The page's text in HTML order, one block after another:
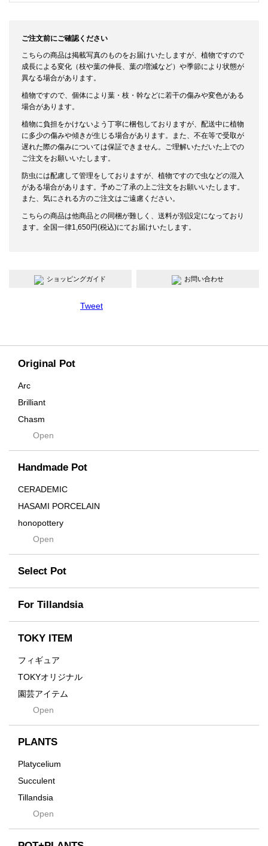
Original Pot
Arc
Brilliant
Chasm
Contra
Cream
Crown
Distortion
Drop
DUNE
Flames
For
Former
Fused
Earth
emeth
Enhance
Grid
Innocence
Kodama
Open
Handmade Pot
CERADEMIC
HASAMI PORCELAIN
honopottery
nocturne
tamanhayat
TETSUYA OZAWA
Scratch
Takehiro Ito
Yuya Iha
Open
Select Pot
For Tillandsia
TOKY ITEM
フィギュア
TOKYオリジナル
園芸アイテム
土・化粧石・活力剤
インテリア・デザイン雑貨
Tシャツ・バッグ
その他
Open
PLANTS
Platycelium
Succulent
Tillandsia
SeedsOpen
ご注文前にご確認ください
こちらの商品は掲載写真のものをお届けいたしますが、植物ですので
成長による変化（枝や葉の伸長、葉の増減など）や季節により状態が
異なる場合があります。
植物ですので、個体により葉・枝・幹などに若干の傷みや変色がある
場合があります。
植物に負担をかけないよう丁寧に梱包しておりますが、配送中に植物
に多少の傷みや傾きが生じる場合があります。また、不在等で受取が
遅れた際の傷みについては保証できません。ご理解いただいた上での
ご注文をお願いいたします。
防虫には配慮して管理をしておりますが、植物ですので虫などの混入
がある場合があります。予めご了承の上ご注文をお願いいたします。
また、気にされる方のご注文はご遠慮ください。
こちらの商品は他商品との同梱が難しく、送料が別設定になっており
ます。全国一律1,650円(税込)にてお届けいたします。
ショッピングガイド お問い合わせ
Tweet